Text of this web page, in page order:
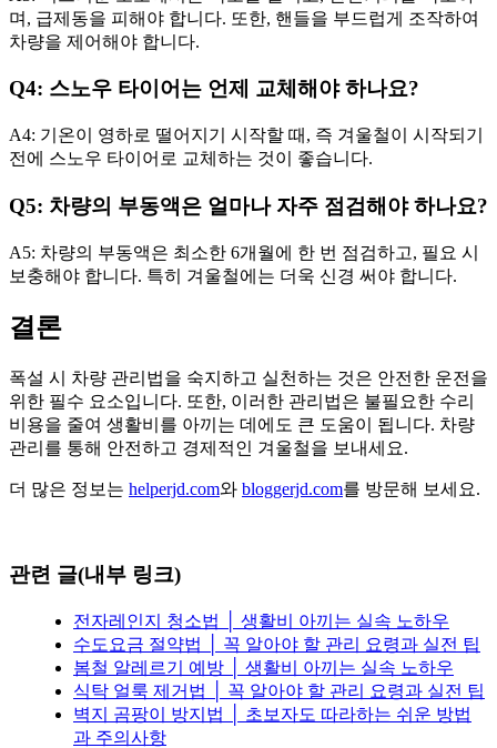
며, 급제동을 피해야 합니다. 또한, 핸들을 부드럽게 조작하여
차량을 제어해야 합니다.
Q4: 스노우 타이어는 언제 교체해야 하나요?
A4: 기온이 영하로 떨어지기 시작할 때, 즉 겨울철이 시작되기
전에 스노우 타이어로 교체하는 것이 좋습니다.
Q5: 차량의 부동액은 얼마나 자주 점검해야 하나요?
A5: 차량의 부동액은 최소한 6개월에 한 번 점검하고, 필요 시
보충해야 합니다. 특히 겨울철에는 더욱 신경 써야 합니다.
결론
폭설 시 차량 관리법을 숙지하고 실천하는 것은 안전한 운전을
위한 필수 요소입니다. 또한, 이러한 관리법은 불필요한 수리
비용을 줄여 생활비를 아끼는 데에도 큰 도움이 됩니다. 차량
관리를 통해 안전하고 경제적인 겨울철을 보내세요.
더 많은 정보는 helperjd.com와 bloggerjd.com를 방문해 보세요.
관련 글(내부 링크)
전자레인지 청소법 │ 생활비 아끼는 실속 노하우
수도요금 절약법 │ 꼭 알아야 할 관리 요령과 실전 팁
봄철 알레르기 예방 │ 생활비 아끼는 실속 노하우
식탁 얼룩 제거법 │ 꼭 알아야 할 관리 요령과 실전 팁
벽지 곰팡이 방지법 │ 초보자도 따라하는 쉬운 방법
과 주의사항